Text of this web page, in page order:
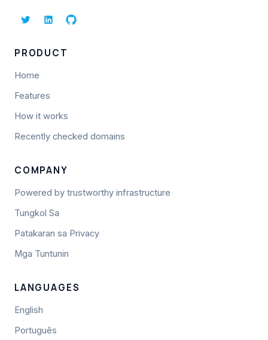
PRODUCT
Home
Features
How it works
Recently checked domains
COMPANY
Powered by trustworthy infrastructure
Tungkol Sa
Patakaran sa Privacy
Mga Tuntunin
LANGUAGES
English
Português